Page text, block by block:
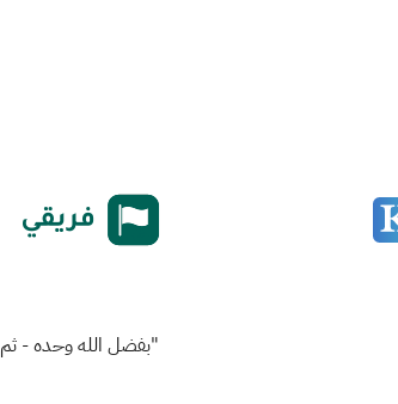
"بفضل الله وحده - ثم